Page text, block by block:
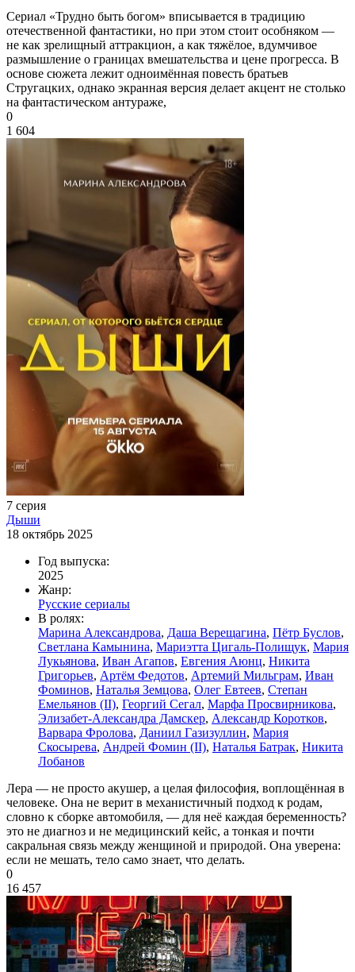
Сериал «Трудно быть богом» вписывается в традицию
отечественной фантастики, но при этом стоит особняком —
не как зрелищный аттракцион, а как тяжёлое, вдумчивое
размышление о границах вмешательства и цене прогресса. В
основе сюжета лежит одноимённая повесть братьев
Стругацких, однако экранная версия делает акцент не столько
на фантастическом антураже,
0
1 604
7 серия
Дыши
18 октябрь 2025
Год выпуска:
2025
Жанр:
Русские сериалы
В ролях:
Марина Александрова, Даша Верещагина, Пётр Буслов,
Светлана Камынина, Мариэтта Цигаль-Полищук, Мария
Лукьянова, Иван Агапов, Евгения Аюнц, Никита
Григорьев, Артём Федотов, Артемий Мильграм, Иван
Фоминов, Наталья Земцова, Олег Евтеев, Степан
Емельянов (II), Георгий Сегал, Марфа Просвирникова,
Элизабет-Александра Дамскер, Александр Коротков,
Варвара Фролова, Даниил Газизуллин, Мария
Скосырева, Андрей Фомин (II), Наталья Батрак, Никита
Лобанов
Лера — не просто акушер, а целая философия, воплощённая в
человеке. Она не верит в механистичный подход к родам,
словно к сборке автомобиля, — для неё каждая беременность?
это не диагноз и не медицинский кейс, а тонкая и почти
сакральная связь между женщиной и природой. Она уверена:
если не мешать, тело само знает, что делать.
0
16 457